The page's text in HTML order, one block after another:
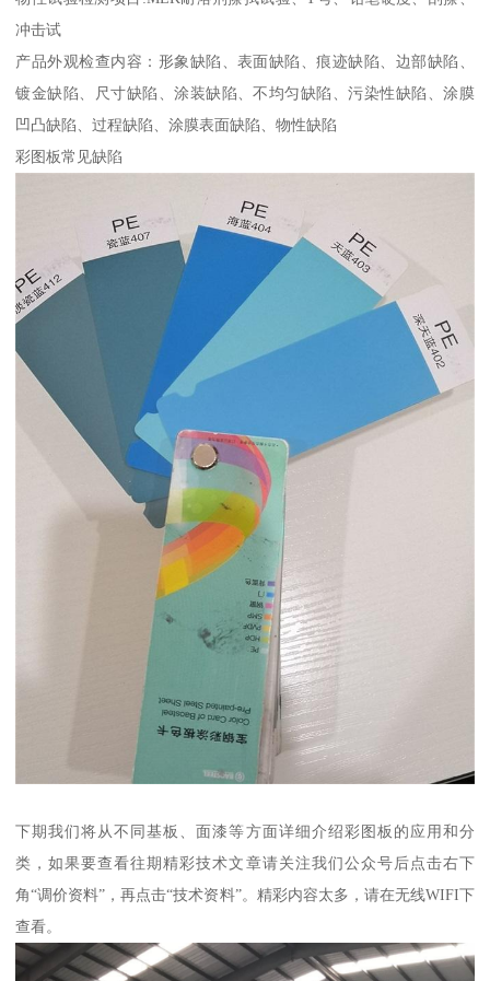
冲击试
产品外观检查内容：形象缺陷、表面缺陷、痕迹缺陷、边部缺陷、
镀金缺陷、尺寸缺陷、涂装缺陷、不均匀缺陷、污染性缺陷、涂膜
凹凸缺陷、过程缺陷、涂膜表面缺陷、物性缺陷
彩图板常见缺陷
下期我们将从不同基板、面漆等方面详细介绍彩图板的应用和分
类，如果要查看往期精彩技术文章请关注我们公众号后点击右下
角“调价资料”，再点击“技术资料”。精彩内容太多，请在无线WIFI下
查看。